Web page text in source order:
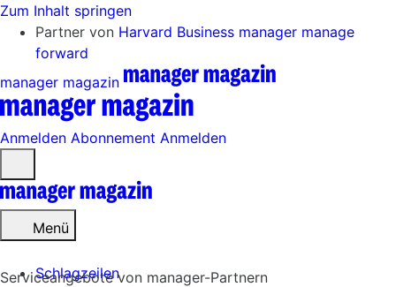
Zum Inhalt springen
Partner von Harvard Business manager manage
forward
manager magazin
Anmelden Abonnement Anmelden
öffnen
Menü
Schlagzeilen
Serviceangebote von manager-Partnern